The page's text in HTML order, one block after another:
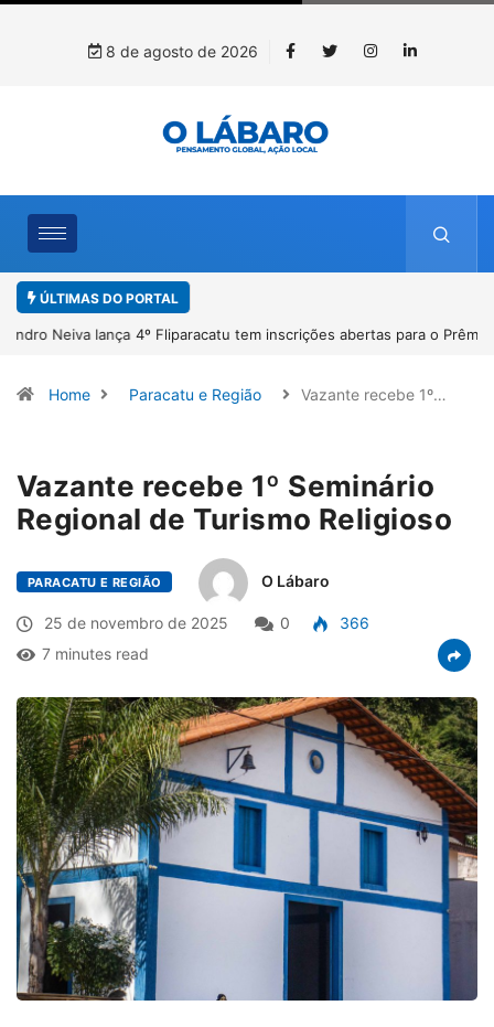
8 de agosto de 2026
ÚLTIMAS DO PORTAL
4º Fliparacatu tem inscrições abertas para o Prêmio de Redação e
Home Paracatu e Região Vazante recebe 1º…
Vazante recebe 1º Seminário
Regional de Turismo Religioso
PARACATU E REGIÃO O Lábaro
25 de novembro de 2025 0
366
7 minutes read